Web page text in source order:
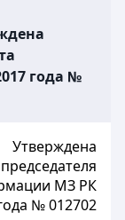
года №
Утверждена
МЗ РК
№ 012702